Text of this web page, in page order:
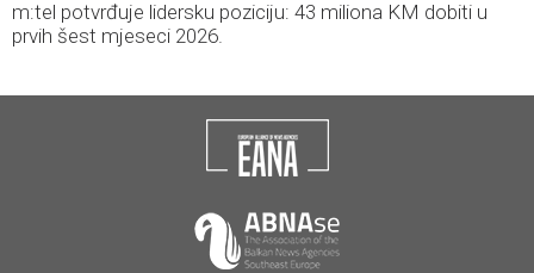
m:tel potvrđuje lidersku poziciju: 43 miliona KM dobiti u
prvih šest mjeseci 2026.